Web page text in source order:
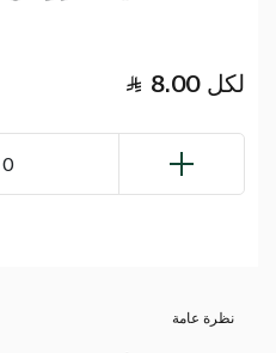
8.00 لكل
0
نظرة عامة